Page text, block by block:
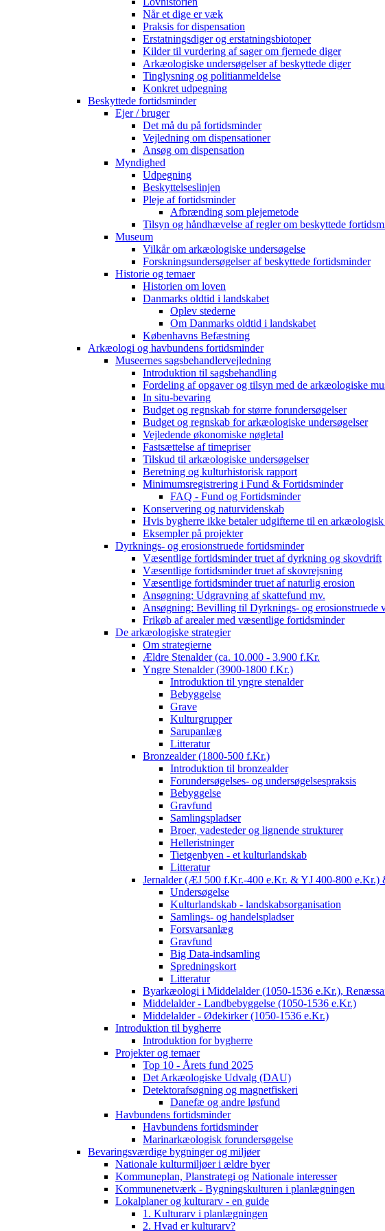
Når et dige er væk
Praksis for dispensation
Erstatningsdiger og erstatningsbiotoper
Kilder til vurdering af sager om fjernede diger
Arkæologiske undersøgelser af beskyttede diger
Tinglysning og politianmeldelse
Konkret udpegning
Beskyttede fortidsminder
Ejer / bruger
Det må du på fortidsminder
Vejledning om dispensationer
Ansøg om dispensation
Myndighed
Udpegning
Beskyttelseslinjen
Pleje af fortidsminder
Afbrænding som plejemetode
Tilsyn og håndhævelse af regler om beskyttede
Museum
Vilkår om arkæologiske undersøgelse
Forskningsundersøgelser af beskyttede fortidsminder
Historie og temaer
Historien om loven
Danmarks oldtid i landskabet
Oplev stederne
Om Danmarks oldtid i landskabet
Københavns Befæstning
Arkæologi og havbundens fortidsminder
Museernes sagsbehandlervejledning
Introduktion til sagsbehandling
Fordeling af opgaver og tilsyn med de arkæologiske
In situ-bevaring
Budget og regnskab for større forundersøgelser
Budget og regnskab for arkæologiske undersøgelser
Vejledende økonomiske nøgletal
Fastsættelse af timepriser
Tilskud til arkæologiske undersøgelser
Beretning og kulturhistorisk rapport
Minimumsregistrering i Fund & Fortidsminder
FAQ - Fund og Fortidsminder
Konservering og naturvidenskab
Hvis bygherre ikke betaler udgifterne til en arkæologisk
Eksempler på projekter
Dyrknings- og erosionstruede fortidsminder
Væsentlige fortidsminder truet af dyrkning og skovdrift
Væsentlige fortidsminder truet af skovrejsning
Væsentlige fortidsminder truet af naturlig erosion
Ansøgning: Udgravning af skattefund mv.
Ansøgning: Bevilling til Dyrknings- og erosionstruede
Frikøb af arealer med væsentlige fortidsminder
De arkæologiske strategier
Om strategierne
Ældre Stenalder (ca. 10.000 - 3.900 f.Kr.
Yngre Stenalder (3900-1800 f.Kr.)
Introduktion til yngre stenalder
Bebyggelse
Grave
Kulturgrupper
Sarupanlæg
Litteratur
Bronzealder (1800-500 f.Kr.)
Introduktion til bronzealder
Forundersøgelses- og undersøgelsespraksis
Bebyggelse
Gravfund
Samlingspladser
Broer, vadesteder og lignende strukturer
Helleristninger
Tietgenbyen - et kulturlandskab
Litteratur
Jernalder (ÆJ 500 f.Kr.-400 e.Kr. & YJ 400-800
Undersøgelse
Kulturlandskab - landskabsorganisation
Samlings- og handelspladser
Forsvarsanlæg
Gravfund
Big Data-indsamling
Spredningskort
Litteratur
Byarkæologi i Middelalder (1050-1536 e.Kr.),
Middelalder - Landbebyggelse (1050-1536 e.Kr.)
Middelalder - Ødekirker (1050-1536 e.Kr.)
Introduktion til bygherre
Introduktion for bygherre
Projekter og temaer
Top 10 - Årets fund 2025
Det Arkæologiske Udvalg (DAU)
Detektorafsøgning og magnetfiskeri
Danefæ og andre løsfund
Havbundens fortidsminder
Havbundens fortidsminder
Marinarkæologisk forundersøgelse
Bevaringsværdige bygninger og miljøer
Nationale kulturmiljøer i ældre byer
Kommuneplan, Planstrategi og Nationale interesser
Kommunenetværk - Bygningskulturen i planlægningen
Lokalplaner og kulturarv - en guide
1. Kulturarv i planlægningen
2. Hvad er kulturarv?